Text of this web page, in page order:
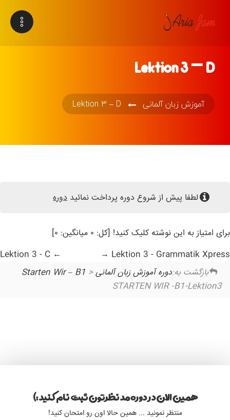
Lektion 3 – D
آموزش زبان آلمانی Lektion 3 – D
لطفا پیش از شروع دوره پرداخت نمائیددوره
برای امتیاز به این نوشته کلیک کنید! [کل: ۰ میانگین: ۰]
Lektion 3 - Grammatik Xpress
بازگشت به:دوره آموزش زبان آلمانی Starten Wir – B1>
STARTEN WIR -B1-Lektion3
همین الان در دوره مد نظرتون ثبت نام کنید :)
منتظر نمونید ... همین حالا اون رو امتحان کنید!